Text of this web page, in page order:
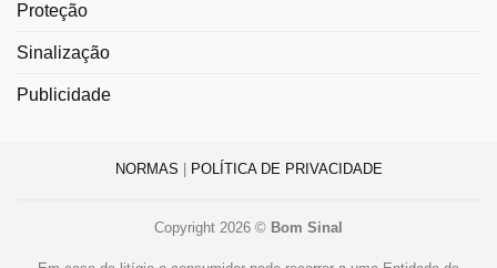
Proteção
Sinalização
Publicidade
NORMAS POLÍTICA DE PRIVACIDADE
Copyright 2026 © Bom Sinal